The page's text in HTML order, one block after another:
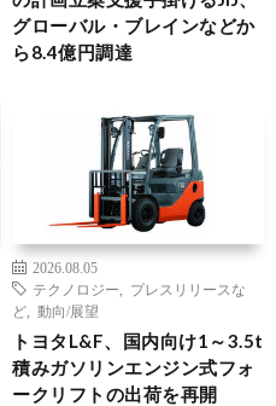
グローバル・ブレインなどか
ら8.4億円調達
2026.08.05
テクノロジー
プレスリリースな
ど
動向/展望
トヨタL&F、国内向け1～3.5t
積みガソリンエンジン式フォ
ークリフトの出荷を再開